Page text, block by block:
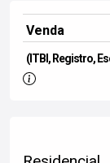
Venda
(ITBI, Registro,